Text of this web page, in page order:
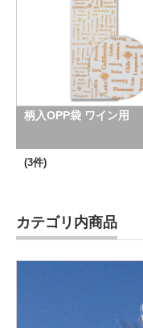
柄入OPP袋 ワイン用
(3件)
カテゴリ内商品